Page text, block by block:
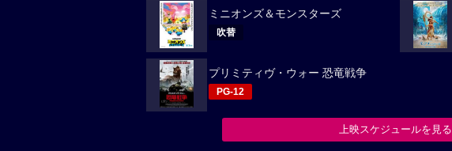
ミニオンズ＆モンスターズ
吹替
プリミティヴ・ウォー 恐竜戦争
PG-12
上映スケジュールを見る